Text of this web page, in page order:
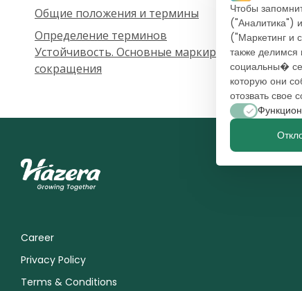
Общие положения и термины
Определение терминов
Устойчивость. Основные маркировки и
сокращения
Career
Privacy Policy
Terms & Conditions
Чтобы
("Аналитика")
("Маркетинг и
также
социальны�
которую они
отозвать свое